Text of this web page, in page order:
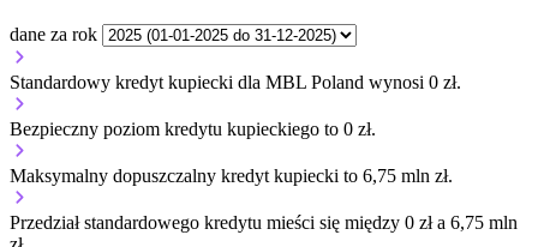
dane za rok
Standardowy kredyt kupiecki dla MBL Poland wynosi 0 zł.
Bezpieczny poziom kredytu kupieckiego to 0 zł.
Maksymalny dopuszczalny kredyt kupiecki to 6,75 mln zł.
Przedział standardowego kredytu mieści się między 0 zł a 6,75 mln